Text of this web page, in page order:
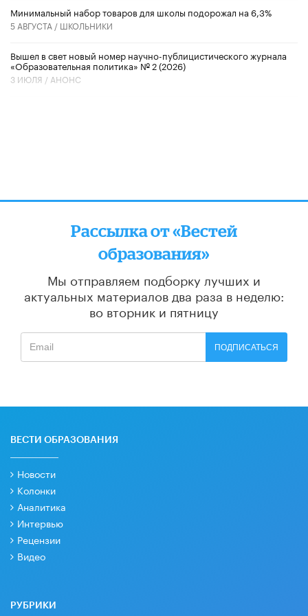
Минимальный набор товаров для школы подорожал на 6,3%
5 АВГУСТА / ШКОЛЬНИКИ
Вышел в свет новый номер научно-публицистического журнала
«Образовательная политика» № 2 (2026)
3 ИЮЛЯ / АНОНС
Рассылка от «Вестей
образования»
Мы отправляем подборку лучших и
актуальных материалов два раза в неделю:
во вторник и пятницу
ПОДПИСАТЬСЯ
ВЕСТИ ОБРАЗОВАНИЯ
Новости
Колонки
Аналитика
Интервью
Рецензии
Видео
РУБРИКИ